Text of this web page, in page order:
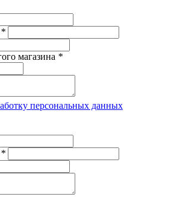
*
магазина *
персональных данных
*